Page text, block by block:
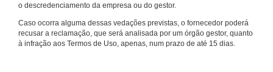
o descredenciamento da empresa ou do gestor.
Caso ocorra alguma dessas vedações previstas, o fornecedor poderá
recusar a reclamação, que será analisada por um órgão gestor, quanto
à infração aos Termos de Uso, apenas, num prazo de até 15 dias.